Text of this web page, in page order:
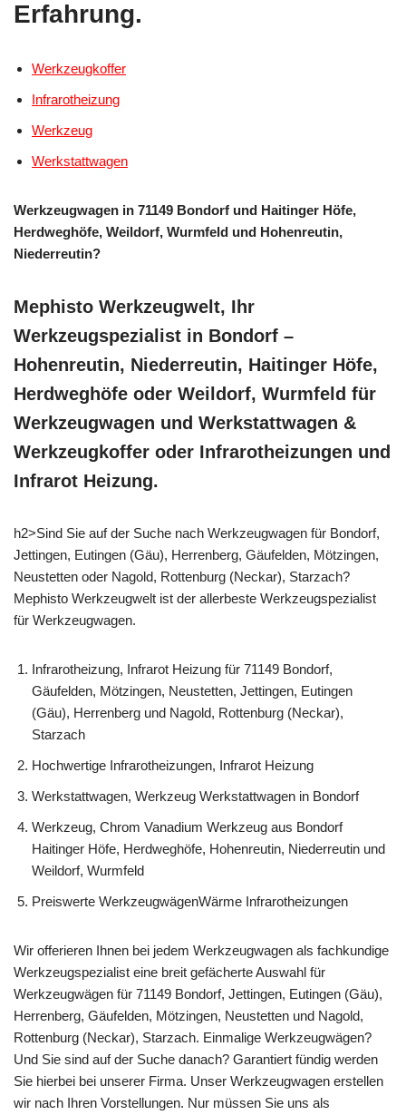
Erfahrung.
Werkzeugkoffer
Infrarotheizung
Werkzeug
Werkstattwagen
Werkzeugwagen in 71149 Bondorf und Haitinger Höfe,
Herdweghöfe, Weildorf, Wurmfeld und Hohenreutin,
Niederreutin?
Mephisto Werkzeugwelt, Ihr
Werkzeugspezialist in Bondorf –
Hohenreutin, Niederreutin, Haitinger Höfe,
Herdweghöfe oder Weildorf, Wurmfeld für
Werkzeugwagen und Werkstattwagen &
Werkzeugkoffer oder Infrarotheizungen und
Infrarot Heizung.
h2>Sind Sie auf der Suche nach Werkzeugwagen für Bondorf,
Jettingen, Eutingen (Gäu), Herrenberg, Gäufelden, Mötzingen,
Neustetten oder Nagold, Rottenburg (Neckar), Starzach?
Mephisto Werkzeugwelt ist der allerbeste Werkzeugspezialist
für Werkzeugwagen.
Infrarotheizung, Infrarot Heizung für 71149 Bondorf,
Gäufelden, Mötzingen, Neustetten, Jettingen, Eutingen
(Gäu), Herrenberg und Nagold, Rottenburg (Neckar),
Starzach
Hochwertige Infrarotheizungen, Infrarot Heizung
Werkstattwagen, Werkzeug Werkstattwagen in Bondorf
Werkzeug, Chrom Vanadium Werkzeug aus Bondorf
Haitinger Höfe, Herdweghöfe, Hohenreutin, Niederreutin und
Weildorf, Wurmfeld
Preiswerte WerkzeugwägenWärme Infrarotheizungen
Wir offerieren Ihnen bei jedem Werkzeugwagen als fachkundige
Werkzeugspezialist eine breit gefächerte Auswahl für
Werkzeugwägen für 71149 Bondorf, Jettingen, Eutingen (Gäu),
Herrenberg, Gäufelden, Mötzingen, Neustetten und Nagold,
Rottenburg (Neckar), Starzach. Einmalige Werkzeugwägen?
Und Sie sind auf der Suche danach? Garantiert fündig werden
Sie hierbei bei unserer Firma. Unser Werkzeugwagen erstellen
wir nach Ihren Vorstellungen. Nur müssen Sie uns als